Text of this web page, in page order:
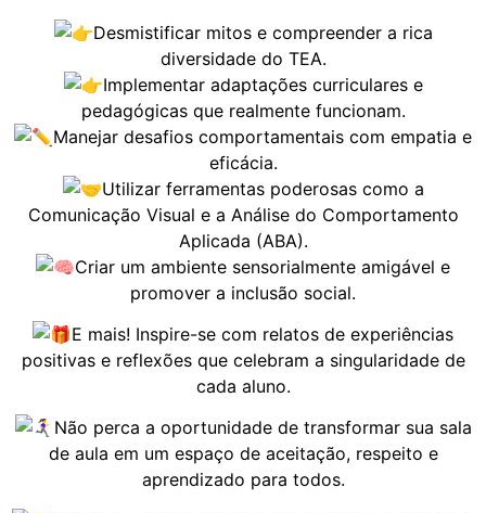
Desmistificar mitos e compreender a rica
diversidade do TEA.
Implementar adaptações curriculares e
pedagógicas que realmente funcionam.
Manejar desafios comportamentais com empatia e
eficácia.
Utilizar ferramentas poderosas como a
Comunicação Visual e a Análise do Comportamento
Aplicada (ABA).
Criar um ambiente sensorialmente amigável e
promover a inclusão social.
E mais! Inspire-se com relatos de experiências
positivas e reflexões que celebram a singularidade de
cada aluno.
Não perca a oportunidade de transformar sua sala
de aula em um espaço de aceitação, respeito e
aprendizado para todos.